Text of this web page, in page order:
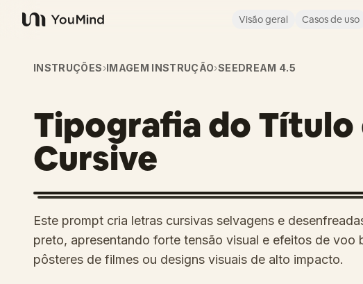
YouMind
Visão geral Casos de uso
INSTRUÇÕES›IMAGEM INSTRUÇÃO›SEEDREAM 4.5
Tipografia do Título
Cursive
Este prompt cria letras cursivas selvagens e
preto, apresentando forte tensão visual e efeitos de voo
pôsteres de filmes ou designs visuais de alto impacto.